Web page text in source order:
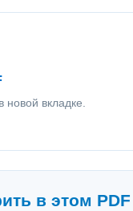
новой вкладке.
в этом PDF